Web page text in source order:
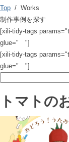
Top / Works
制作事例を探す
[xili-tidy-tags
glue=" "]
[xili-tidy-tags
glue=" "]
トマトの